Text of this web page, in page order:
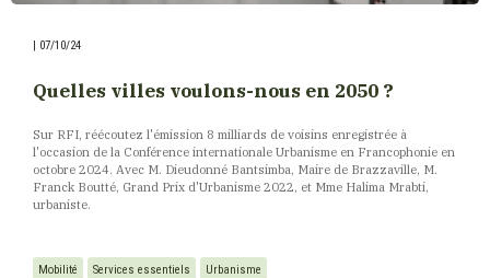
| 07/10/24
Quelles villes voulons-nous en 2050 ?
Sur RFI, réécoutez l'émission 8 milliards de voisins enregistrée à
l'occasion de la Conférence internationale Urbanisme en Francophonie en
octobre 2024. Avec M. Dieudonné Bantsimba, Maire de Brazzaville, M.
Franck Boutté, Grand Prix d'Urbanisme 2022, et Mme Halima Mrabti,
urbaniste.
Mobilité Services essentiels Urbanisme